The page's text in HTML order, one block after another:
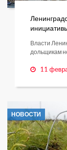
Власти
дольщикам
11
НОВОСТИ